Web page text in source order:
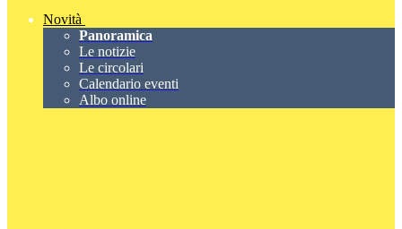
Novità
Panoramica
Le notizie
Le circolari
Calendario eventi
Albo online